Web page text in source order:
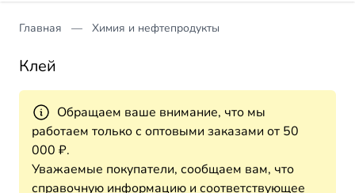
Главная Химия и нефтепродукты
Клей
Обращаем ваше внимание, что мы
работаем только с оптовыми заказами от 50
000 ₽.
Уважаемые покупатели, сообщаем вам, что
справочную информацию и соответствующее